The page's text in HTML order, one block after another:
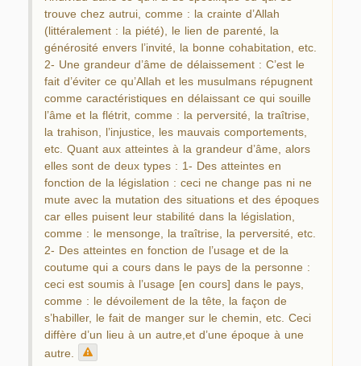
trouve chez autrui, comme : la crainte d’Allah
(littéralement : la piété), le lien de parenté, la
générosité envers l’invité, la bonne cohabitation, etc.
2- Une grandeur d’âme de délaissement : C’est le
fait d’éviter ce qu’Allah et les musulmans répugnent
comme caractéristiques en délaissant ce qui souille
l’âme et la flétrit, comme : la perversité, la traîtrise,
la trahison, l’injustice, les mauvais comportements,
etc. Quant aux atteintes à la grandeur d’âme, alors
elles sont de deux types : 1- Des atteintes en
fonction de la législation : ceci ne change pas ni ne
mute avec la mutation des situations et des époques
car elles puisent leur stabilité dans la législation,
comme : le mensonge, la traîtrise, la perversité, etc.
2- Des atteintes en fonction de l’usage et de la
coutume qui a cours dans le pays de la personne :
ceci est soumis à l’usage [en cours] dans le pays,
comme : le dévoilement de la tête, la façon de
s’habiller, le fait de manger sur le chemin, etc. Ceci
diffère d’un lieu à un autre,et d’une époque à une
autre.